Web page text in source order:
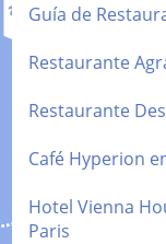
Guía de
Restaurante
Restaurante
Café Hyperion
Hotel Vienna
Paris